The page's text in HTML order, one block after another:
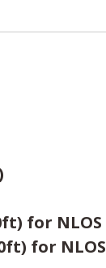
for NLOS
for NLOS